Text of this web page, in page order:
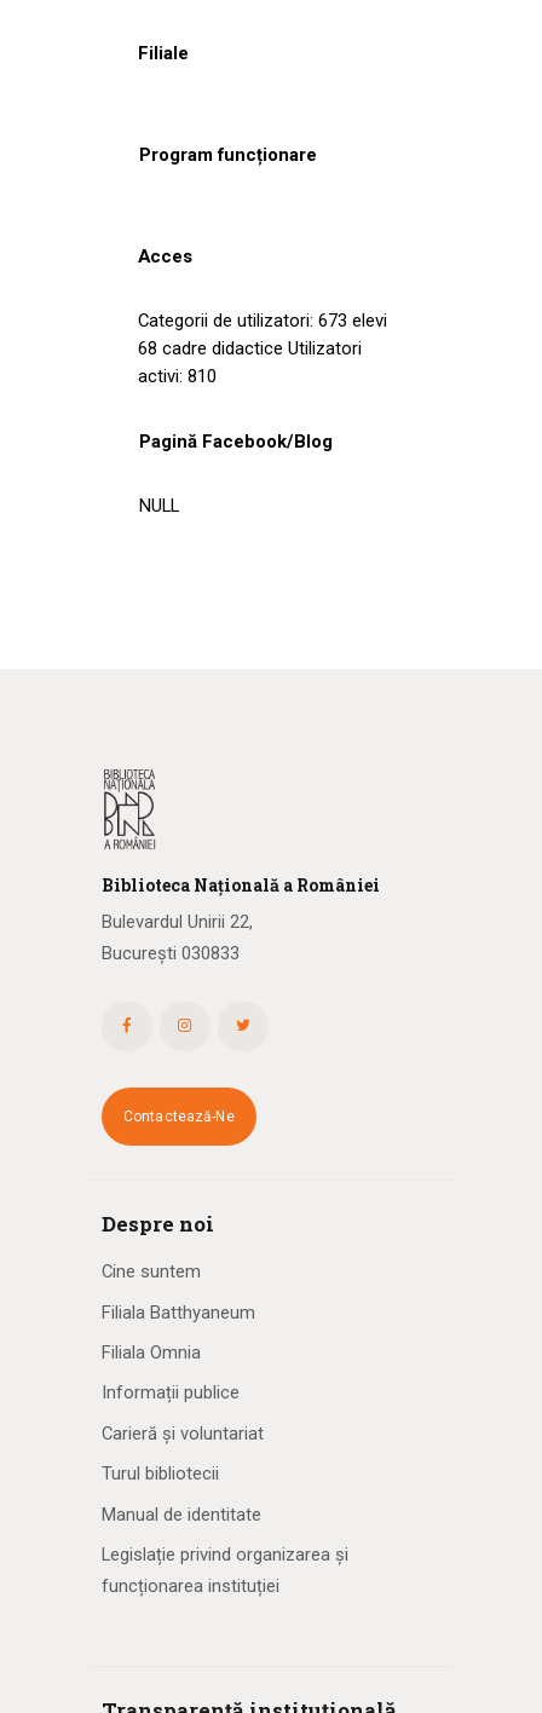
Filiale
Program funcționare
Acces
Categorii de utilizatori: 673 elevi
68 cadre didactice Utilizatori
activi: 810
Pagină Facebook/Blog
NULL
Biblioteca Națională a României
Bulevardul Unirii 22,
București 030833
Contactează-Ne
Despre noi
Cine suntem
Filiala Batthyaneum
Filiala Omnia
Informații publice
Carieră și voluntariat
Turul bibliotecii
Manual de identitate
Legislație privind organizarea și
funcționarea instituției